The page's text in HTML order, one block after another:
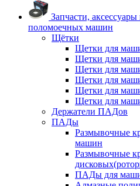
Запчасти,
поломоечных машин
Щётки
Щетки для
Щетки для
Щетки для
Щетки для
Щетки для
Щетки для
Держатели ПАДов
ПАДы
Размывочные
машин
Размывочные
ПАДы для